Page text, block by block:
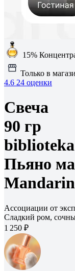
15%
Только в
4.6 24 оценки
Свеча
90 гр
Пьяно
Ассоциации от
Сладкий ром,
1 250 ₽